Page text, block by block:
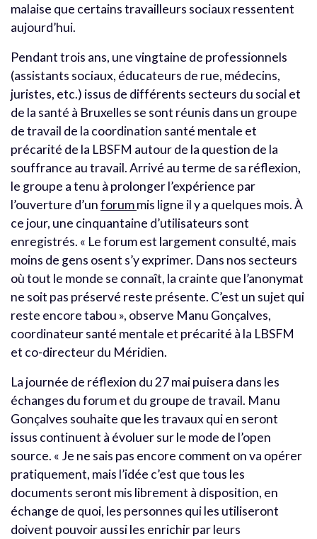
malaise que certains travailleurs sociaux ressentent
aujourd’hui.
Pendant trois ans, une vingtaine de professionnels
(assistants sociaux, éducateurs de rue, médecins,
juristes, etc.) issus de différents secteurs du social et
de la santé à Bruxelles se sont réunis dans un groupe
de travail de la coordination santé mentale et
précarité de la LBSFM autour de la question de la
souffrance au travail. Arrivé au terme de sa réflexion,
le groupe a tenu à prolonger l’expérience par
l’ouverture d’unforummis ligne il y a quelques mois. À
ce jour, une cinquantaine d’utilisateurs sont
enregistrés. « Le forum est largement consulté, mais
moins de gens osent s’y exprimer. Dans nos secteurs
où tout le monde se connaît, la crainte que l’anonymat
ne soit pas préservé reste présente. C’est un sujet qui
reste encore tabou », observe Manu Gonçalves,
coordinateur santé mentale et précarité à la LBSFM
et co-directeur du Méridien.
La journée de réflexion du 27 mai puisera dans les
échanges du forum et du groupe de travail. Manu
Gonçalves souhaite que les travaux qui en seront
issus continuent à évoluer sur le mode de l’open
source. « Je ne sais pas encore comment on va opérer
pratiquement, mais l’idée c’est que tous les
documents seront mis librement à disposition, en
échange de quoi, les personnes qui les utiliseront
doivent pouvoir aussi les enrichir par leurs